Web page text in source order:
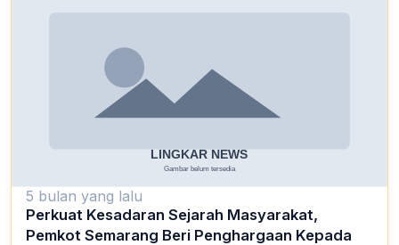
5 bulan yang lalu
Perkuat Kesadaran Sejarah Masyarakat,
Pemkot Semarang Beri Penghargaan Kepada